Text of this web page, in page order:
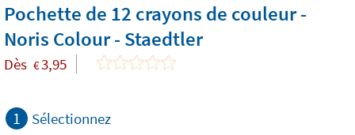
Pochette de 12 crayons de couleur -
Noris Colour - Staedtler
Dès €3,95
1 Sélectionnez